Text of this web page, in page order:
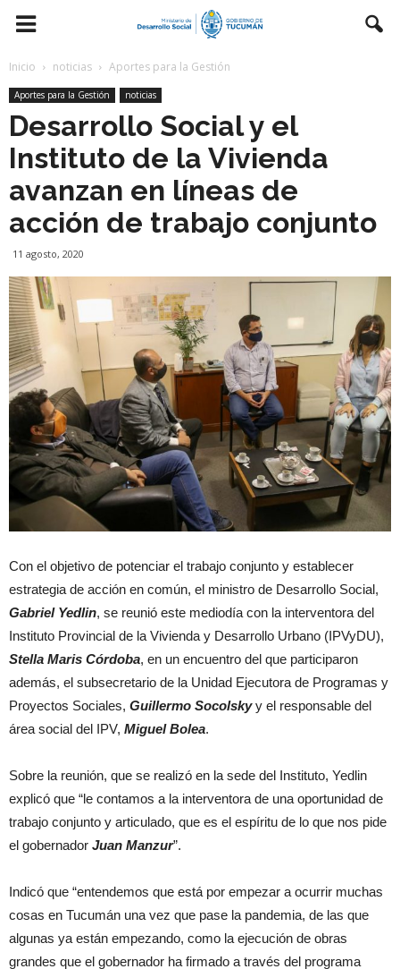
Inicio noticias Aportes para la Gestión
Aportes para la Gestión noticias
Desarrollo Social y el
Instituto de la Vivienda
avanzan en líneas de
acción de trabajo conjunto
11 agosto, 2020
Con el objetivo de potenciar el trabajo conjunto y establecer
estrategia de acción en común, el ministro de Desarrollo Social,
Gabriel Yedlin, se reunió este mediodía con la interventora del
Instituto Provincial de la Vivienda y Desarrollo Urbano (IPVyDU),
Stella Maris Córdoba, en un encuentro del que participaron
además, el subsecretario de la Unidad Ejecutora de Programas y
Proyectos Sociales, Guillermo Socolskyy el responsable del
área social del IPV, Miguel Bolea.
Sobre la reunión, que se realizó en la sede del Instituto, Yedlin
explicó que “le contamos a la interventora de una oportunidad de
trabajo conjunto y articulado, que es el espíritu de lo que nos pide
el gobernador Juan Manzur”.
Indicó que “entendemos que está por empezar a ocurrir muchas
cosas en Tucumán una vez que pase la pandemia, de las que
algunas ya están empezando, como la ejecución de obras
grandes que el gobernador ha firmado a través del programa